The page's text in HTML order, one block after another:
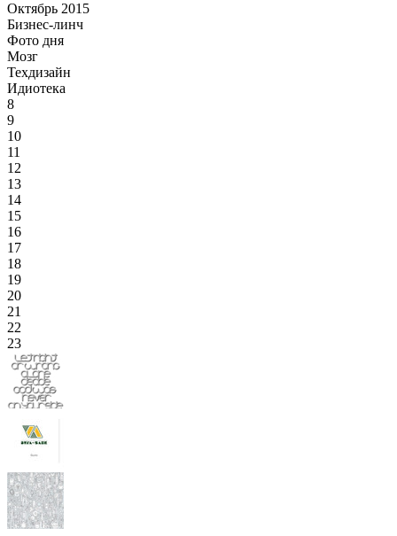
Октябрь 2015
Бизнес-линч
Фото дня
Мозг
Техдизайн
Идиотека
8
9
10
11
12
13
14
15
16
17
18
19
20
21
22
23